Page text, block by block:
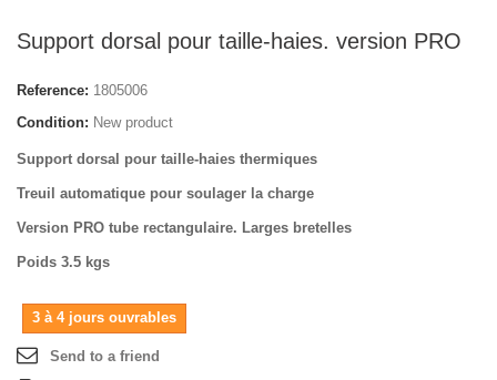
Support dorsal pour taille-haies. version PRO
Reference: 1805006
Condition: New product
Support dorsal pour taille-haies thermiques
Treuil automatique pour soulager la charge
Version PRO tube rectangulaire. Larges bretelles
Poids 3.5 kgs
3 à 4 jours ouvrables
Send to a friend